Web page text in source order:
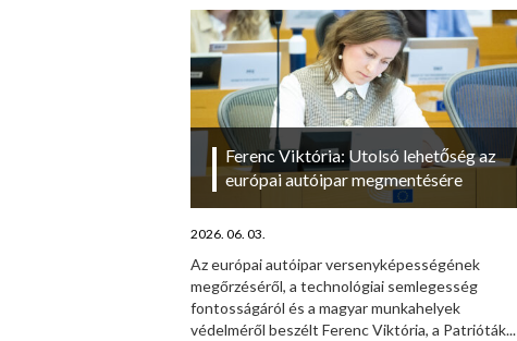
Ferenc Viktória: Utolsó lehetőség az
európai autóipar megmentésére
2026. 06. 03.
Az európai autóipar versenyképességének
megőrzéséről, a technológiai semlegesség
fontosságáról és a magyar munkahelyek
védelméről beszélt Ferenc Viktória, a Patrióták...